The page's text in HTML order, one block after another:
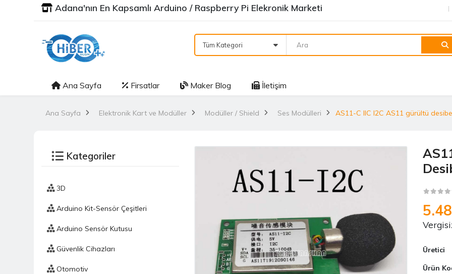
Adana'nın En Kapsamlı Arduino / Raspberry Pi Elekronik Marketi
Tüm Kategori
Ana Sayfa Firsatlar Maker Blog İletişim
Ana Sayfa Elektronik Kart ve Modüller Modüller / Shield Ses Modülleri AS11-C IIC I2C AS11 gürültü
Kategoriler
3D
Arduino Kit-Sensör Çeşitleri
Arduino Sensör Kutusu
Güvenlik Cihazları
Otomotiv
Üretici
Ürün